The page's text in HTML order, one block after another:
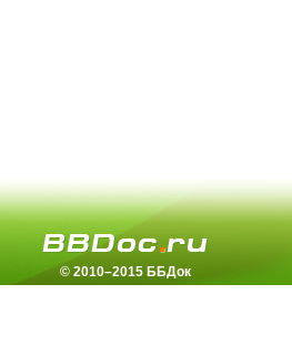
© 2010–2015 ББДок